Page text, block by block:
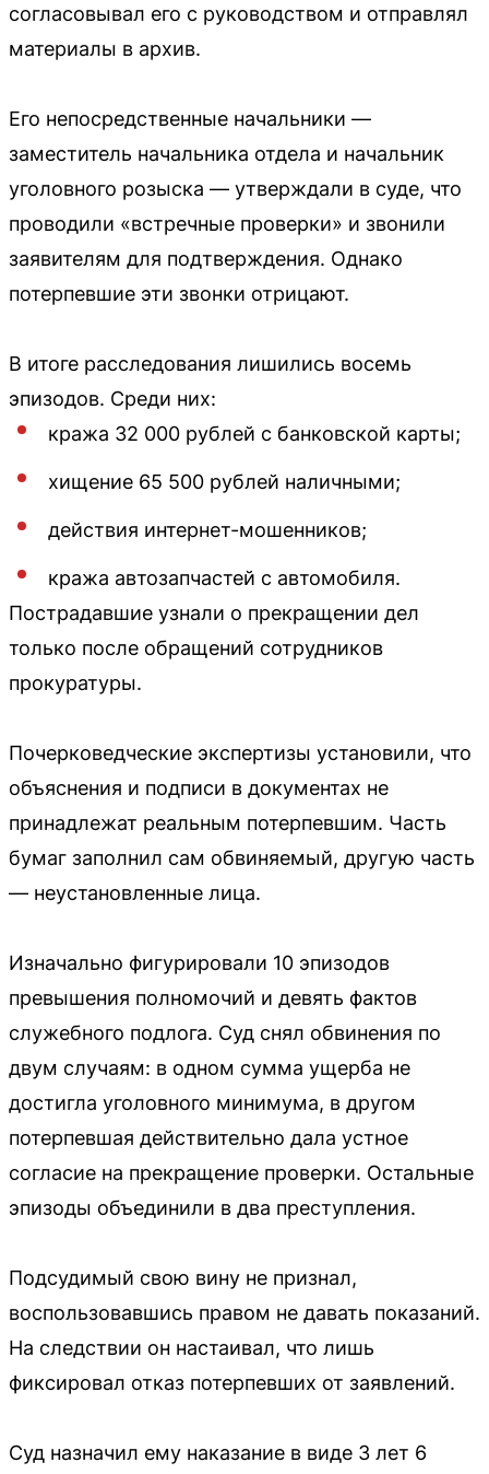
согласовывал его с руководством и отправлял
материалы в архив.
Его непосредственные начальники —
заместитель начальника отдела и начальник
уголовного розыска — утверждали в суде, что
проводили «встречные проверки» и звонили
заявителям для подтверждения. Однако
потерпевшие эти звонки отрицают.
В итоге расследования лишились восемь
эпизодов. Среди них:
кража 32 000 рублей с банковской карты;
хищение 65 500 рублей наличными;
действия интернет-мошенников;
кража автозапчастей с автомобиля.
Пострадавшие узнали о прекращении дел
только после обращений сотрудников
прокуратуры.
Почерковедческие экспертизы установили, что
объяснения и подписи в документах не
принадлежат реальным потерпевшим. Часть
бумаг заполнил сам обвиняемый, другую часть
— неустановленные лица.
Изначально фигурировали 10 эпизодов
превышения полномочий и девять фактов
служебного подлога. Суд снял обвинения по
двум случаям: в одном сумма ущерба не
достигла уголовного минимума, в другом
потерпевшая действительно дала устное
согласие на прекращение проверки. Остальные
эпизоды объединили в два преступления.
Подсудимый свою вину не признал,
воспользовавшись правом не давать показаний.
На следствии он настаивал, что лишь
фиксировал отказ потерпевших от заявлений.
Суд назначил ему наказание в виде 3 лет 6